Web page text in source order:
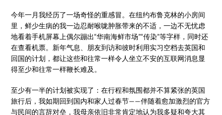
今年一月我经历了一场奇怪的重感冒。在纽约布鲁克林的小房间
里，鲜少生病的我一边忍耐喉咙肿胀带来的不适，一边不无忧虑
地看着手机屏幕上偶尔蹦出“华南海鲜市场”“传染”等字样，同时还
在查看机票。新年气息、朋友到访和彼时利用实习空档去英国和
回国的计划，都让这些和往常一样令人坐立不安的互联网消息显
得至少和往常一样鞭长难及。
至少有一半的计划被实现了：在行程和氛围都并不算紧张的英国
旅行后，我如期回到国内和家人过春节——伴随着愈加激烈的官方
与民间的言辞对垒，我母亲依旧非常肯定地认为我多疑和夸大其